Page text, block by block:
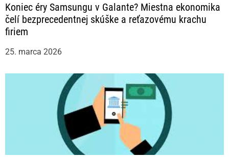
Koniec éry Samsungu v Galante? Miestna ekonomika
čelí bezprecedentnej skúške a reťazovému krachu
firiem
25. marca 2026